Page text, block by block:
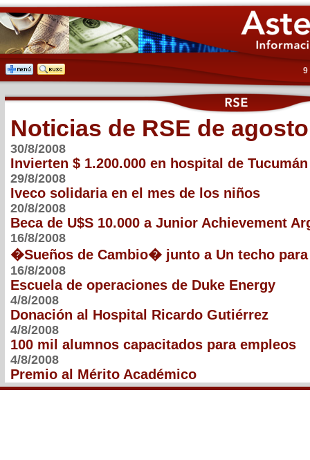
9
Noticias de RSE de
30/8/2008
Invierten $ 1.200.000 en hospital de Tucumán
29/8/2008
Iveco solidaria en el mes de los niños
20/8/2008
Beca de U$S 10.000 a Junior Achievement
16/8/2008
�Sueños de Cambio� junto a Un techo
16/8/2008
Escuela de operaciones de Duke Energy
4/8/2008
Donación al Hospital Ricardo Gutiérrez
4/8/2008
100 mil alumnos capacitados para empleos
4/8/2008
Premio al Mérito Académico